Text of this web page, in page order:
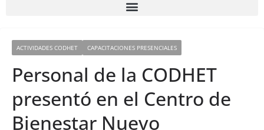
ACTIVIDADES CODHET CAPACITACIONES PRESENCIALES
Personal de la CODHET
presentó en el Centro de
Bienestar Nuevo